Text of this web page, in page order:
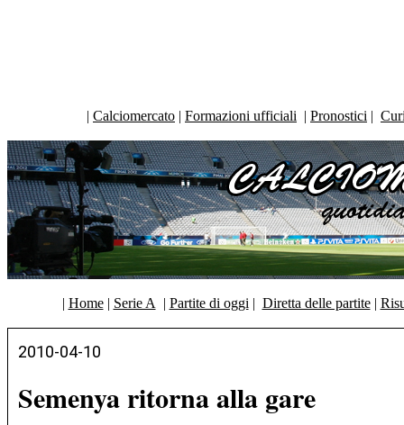
| Calciomercato | Formazioni ufficiali | Pronostici |
| Home| Serie A | Partite di oggi | Diretta delle partite|
2010-04-10
Semenya ritorna alla gare